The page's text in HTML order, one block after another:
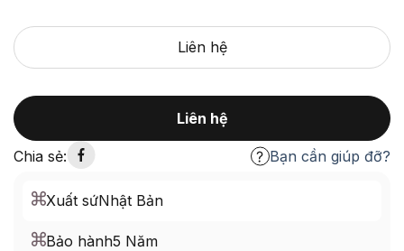
Liên hệ
Liên hệ
Chia sẻ: Bạn cần giúp đỡ?
Xuất sứNhật Bản
Bảo hành5 Năm